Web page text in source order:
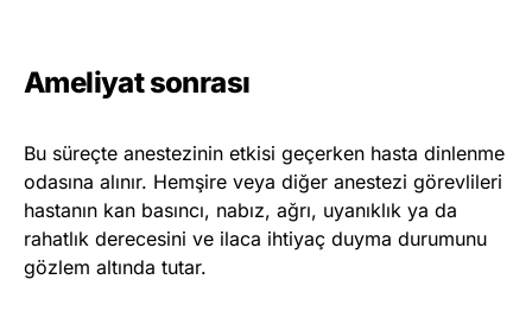
Ameliyat sonrası
Bu süreçte anestezinin etkisi geçerken hasta dinlenme
odasına alınır. Hemşire veya diğer anestezi görevlileri
hastanın kan basıncı, nabız, ağrı, uyanıklık ya da
rahatlık derecesini ve ilaca ihtiyaç duyma durumunu
gözlem altında tutar.